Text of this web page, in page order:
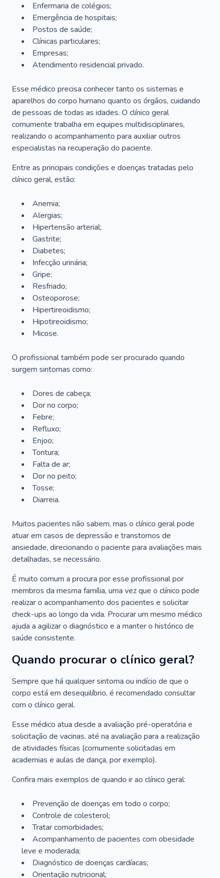
Enfermaria de colégios;
Emergência de hospitais;
Postos de saúde;
Clínicas particulares;
Empresas;
Atendimento residencial privado.
Esse médico precisa conhecer tanto os sistemas e
aparelhos do corpo humano quanto os órgãos, cuidando
de pessoas de todas as idades. O clínico geral
comumente trabalha em equipes multidisciplinares,
realizando o acompanhamento para auxiliar outros
especialistas na recuperação do paciente.
Entre as principais condições e doenças tratadas pelo
clínico geral, estão:
Anemia;
Alergias;
Hipertensão arterial;
Gastrite;
Diabetes;
Infecção urinária;
Gripe;
Resfriado;
Osteoporose;
Hipertireoidismo;
Hipotireoidismo;
Micose.
O profissional também pode ser procurado quando
surgem sintomas como:
Dores de cabeça;
Dor no corpo;
Febre;
Refluxo;
Enjoo;
Tontura;
Falta de ar;
Dor no peito;
Tosse;
Diarreia.
Muitos pacientes não sabem, mas o clínico geral pode
atuar em casos de depressão e transtornos de
ansiedade, direcionando o paciente para avaliações mais
detalhadas, se necessário.
É muito comum a procura por esse profissional por
membros da mesma família, uma vez que o clínico pode
realizar o acompanhamento dos pacientes e solicitar
check-ups ao longo da vida. Procurar um mesmo médico
ajuda a agilizar o diagnóstico e a manter o histórico de
saúde consistente.
Quando procurar o clínico geral?
Sempre que há qualquer sintoma ou indício de que o
corpo está em desequilíbrio, é recomendado consultar
com o clínico geral.
Esse médico atua desde a avaliação pré-operatória e
solicitação de vacinas, até na avaliação para a realização
de atividades físicas (comumente solicitadas em
academias e aulas de dança, por exemplo).
Confira mais exemplos de quando ir ao clínico geral:
Prevenção de doenças em todo o corpo;
Controle de colesterol;
Tratar comorbidades;
Acompanhamento de pacientes com obesidade
leve e moderada;
Diagnóstico de doenças cardíacas;
Orientação nutricional;